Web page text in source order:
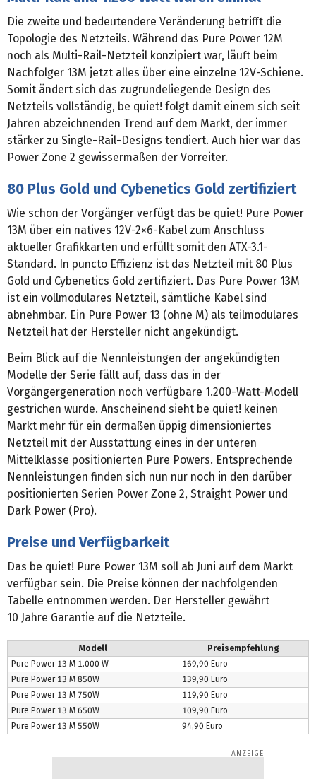
Die zweite und bedeutendere Veränderung betrifft die
Topologie des Netzteils. Während das Pure Power 12M
noch als Multi-Rail-Netzteil konzipiert war, läuft beim
Nachfolger 13M jetzt alles über eine einzelne 12V-Schiene.
Somit ändert sich das zugrundeliegende Design des
Netzteils vollständig, be quiet! folgt damit einem sich seit
Jahren abzeichnenden Trend auf dem Markt, der immer
stärker zu Single-Rail-Designs tendiert. Auch hier war das
Power Zone 2 gewissermaßen der Vorreiter.
80 Plus Gold und Cybenetics Gold zertifiziert
Wie schon der Vorgänger verfügt das be quiet! Pure Power
13M über ein natives 12V‑2×6‑Kabel zum Anschluss
aktueller Grafikkarten und erfüllt somit den ATX‑3.1-
Standard. In puncto Effizienz ist das Netzteil mit 80 Plus
Gold und Cybenetics Gold zertifiziert. Das Pure Power 13M
ist ein vollmodulares Netzteil, sämtliche Kabel sind
abnehmbar. Ein Pure Power 13 (ohne M) als teilmodulares
Netzteil hat der Hersteller nicht angekündigt.
Beim Blick auf die Nennleistungen der angekündigten
Modelle der Serie fällt auf, dass das in der
Vorgängergeneration noch verfügbare 1.200-Watt-Modell
gestrichen wurde. Anscheinend sieht be quiet! keinen
Markt mehr für ein dermaßen üppig dimensioniertes
Netzteil mit der Ausstattung eines in der unteren
Mittelklasse positionierten Pure Powers. Entsprechende
Nennleistungen finden sich nun nur noch in den darüber
positionierten Serien Power Zone 2, Straight Power und
Dark Power (Pro).
Preise und Verfügbarkeit
Das be quiet! Pure Power 13M soll ab Juni auf dem Markt
verfügbar sein. Die Preise können der nachfolgenden
Tabelle entnommen werden. Der Hersteller gewährt
10 Jahre Garantie auf die Netzteile.
Modell
Preisempfehlung
Pure Power 13 M 1.000 W
169,90 Euro
Pure Power 13 M 850W
139,90 Euro
Pure Power 13 M 750W
119,90 Euro
Pure Power 13 M 650W
109,90 Euro
Pure Power 13 M 550W
94,90 Euro